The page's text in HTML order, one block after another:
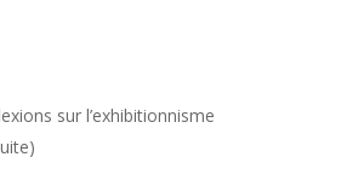
sur l’exhibitionnisme